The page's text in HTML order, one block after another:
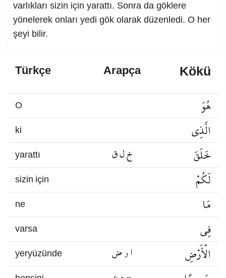
varlıkları sizin için yarattı. Sonra da göklere
yönelerek onları yedi gök olarak düzenledi. O her
şeyi bilir.
Türkçe Arapça Kökü
O هُوَ
ki الَّذِي
yarattı خ ل ق خَلَقَ
sizin için لَكُمْ
ne مَا
varsa فِي
yeryüzünde ا ر ض الْأَرْضِ